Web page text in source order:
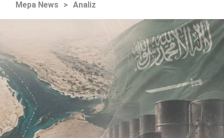
Mepa News > Analiz